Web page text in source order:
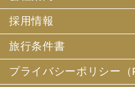
(2) 当社は、旅行先でのお客
め、当社の保有するお客様
することがあります。この場
ト番号及び搭乗される航空
め電磁的方法等で送付するこ
採用情報
旅行条件書
プライバシーポリシー（